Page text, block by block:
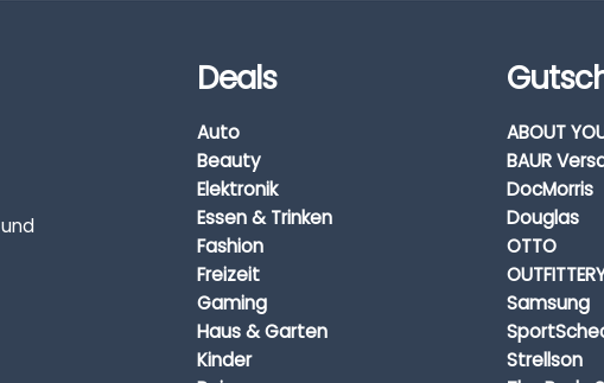
Deals
Auto
Beauty
Elektronik
Essen & Trinken
Fashion
Freizeit
Gaming
Haus & Garten
Kinder
ABOUT
BAUR
DocMorris
Douglas
OTTO
Samsung
Strellson